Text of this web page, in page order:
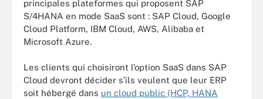
principales plateformes qui proposent SAP
S/4HANA en mode SaaS sont : SAP Cloud, Google
Cloud Platform, IBM Cloud, AWS, Alibaba et
Microsoft Azure.
Les clients qui choisiront l’option SaaS dans SAP
Cloud devront décider s’ils veulent que leur ERP
soit hébergé dans un cloud public (HCP, HANA